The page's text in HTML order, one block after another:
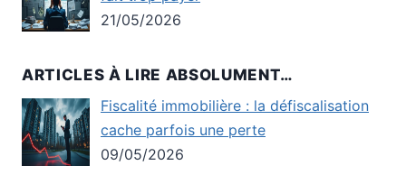
21/05/2026
ARTICLES À LIRE ABSOLUMENT…
Fiscalité immobilière : la défiscalisation
cache parfois une perte
09/05/2026